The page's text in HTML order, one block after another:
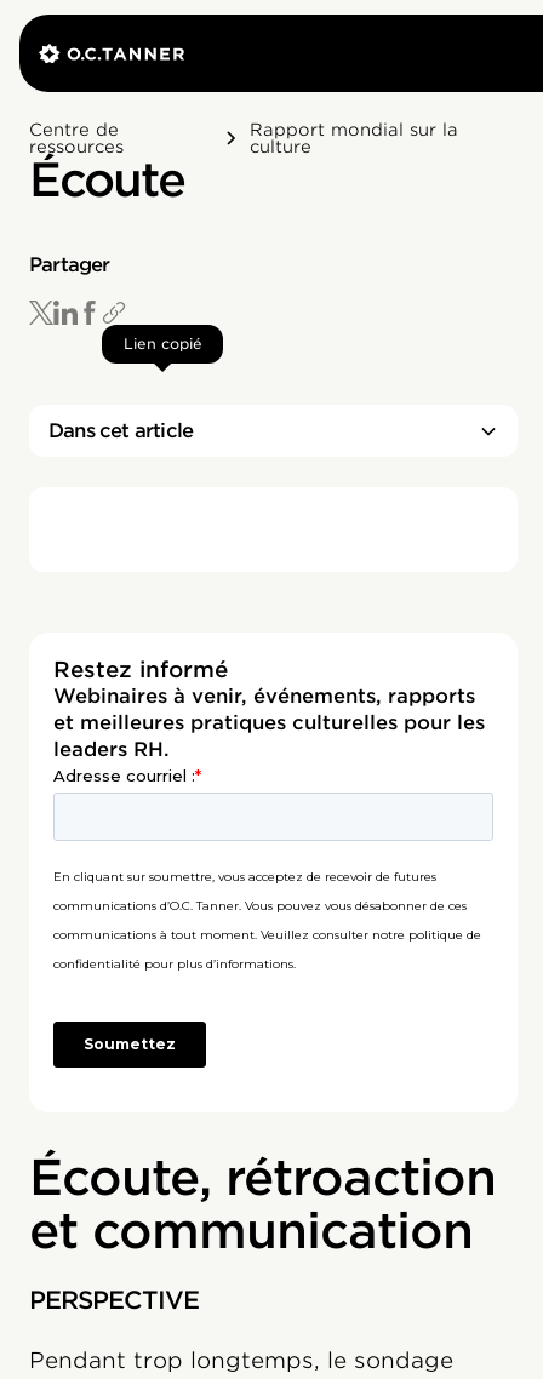
Centre de
ressources
Rapport mondial sur la
culture
Écoute
Partager
Lien copié
Dans cet article
Restez informé
Webinaires à venir, événements, rapports
et meilleures pratiques culturelles pour les
leaders RH.
Écoute, rétroaction
et communication
PERSPECTIVE
Pendant trop longtemps, le sondage